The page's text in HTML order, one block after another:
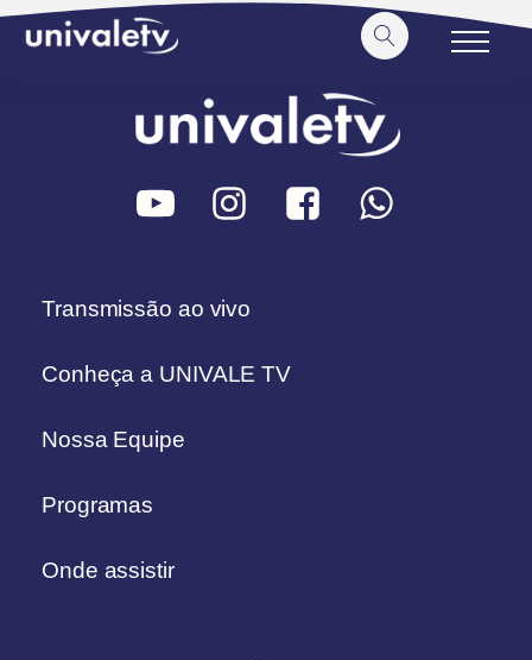
conteúdo
Transmissão ao vivo
Conheça a UNIVALE TV
Nossa Equipe
Programas
Onde assistir